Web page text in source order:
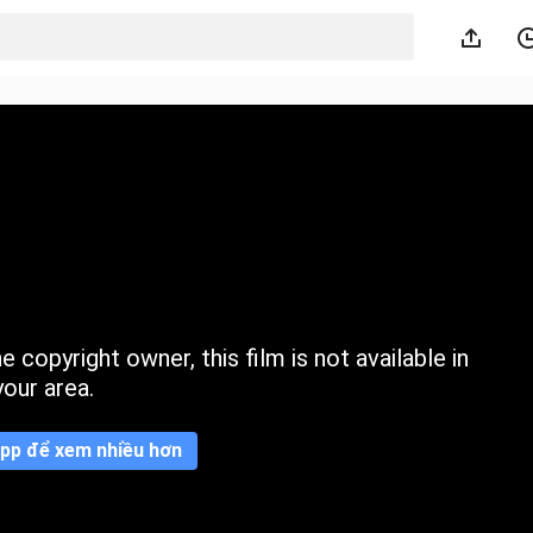
copyright owner, this film is not available in
area.
để xem nhiều hơn